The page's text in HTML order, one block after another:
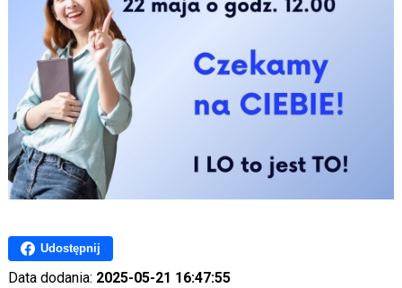
Udostępnij
Data dodania: 2025-05-21 16:47:55